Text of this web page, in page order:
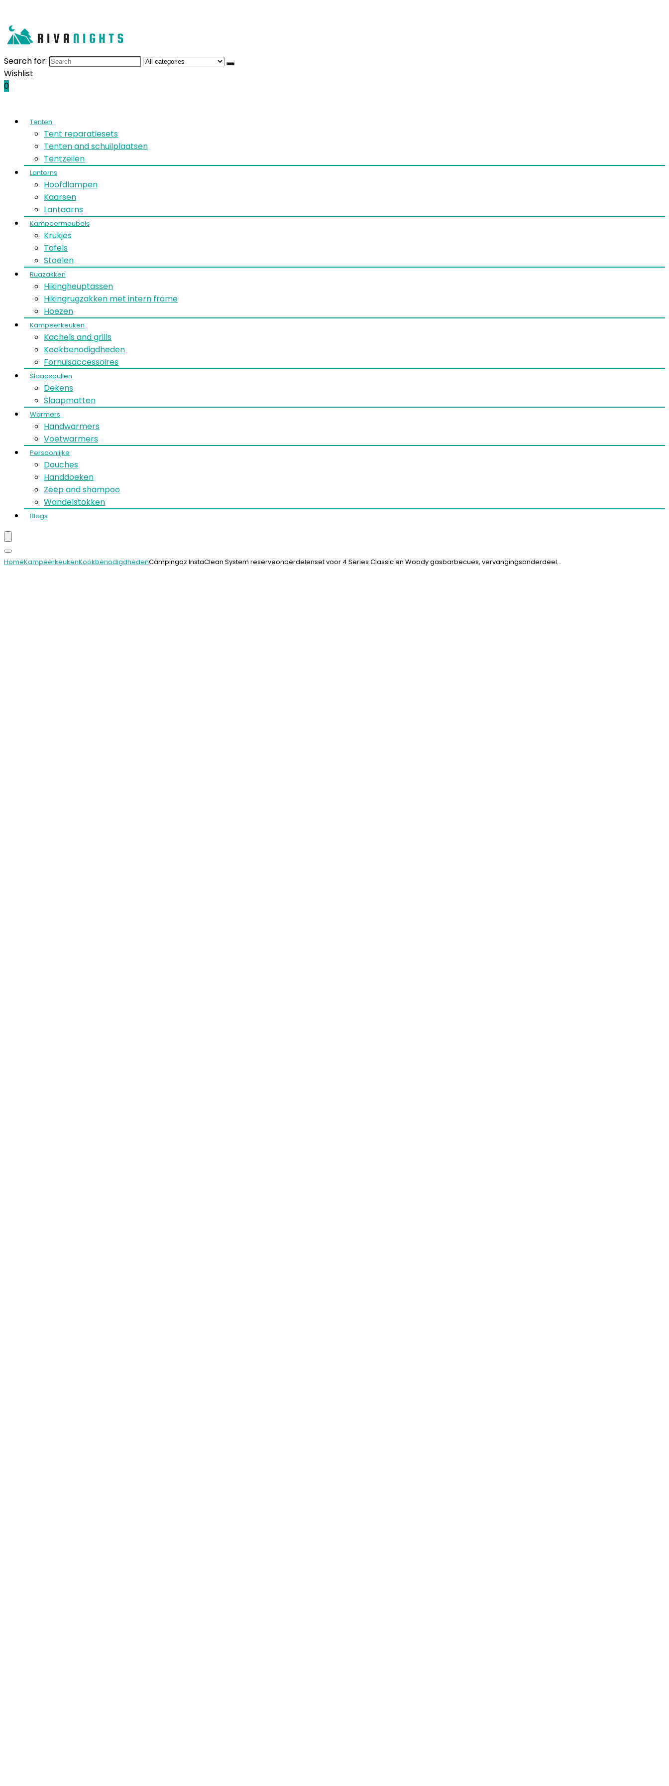
Search for:
Wishlist
0
Tenten
Tent reparatiesets
Tenten and schuilplaatsen
Tentzeilen
Lanterns
Hoofdlampen
Kaarsen
Lantaarns
Kampeermeubels
Krukjes
Tafels
Stoelen
Rugzakken
Hikingheuptassen
Hikingrugzakken met intern frame
Hoezen
Kampeerkeuken
Kachels and grills
Kookbenodigdheden
Fornuisaccessoires
Slaapspullen
Dekens
Slaapmatten
Warmers
Handwarmers
Voetwarmers
Persoonlijke
Douches
Handdoeken
Zeep and shampoo
Wandelstokken
Blogs
HomeKampeerkeukenKookbenodigdhedenCampingaz InstaClean System reserveonderdelenset voor 4 Series Classic en Woody gasbarbecues, vervangingsonderdeel…